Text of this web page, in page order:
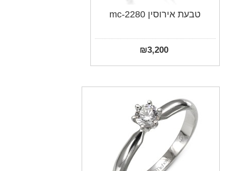
טבעת אירוסין mc-2280
₪3,200